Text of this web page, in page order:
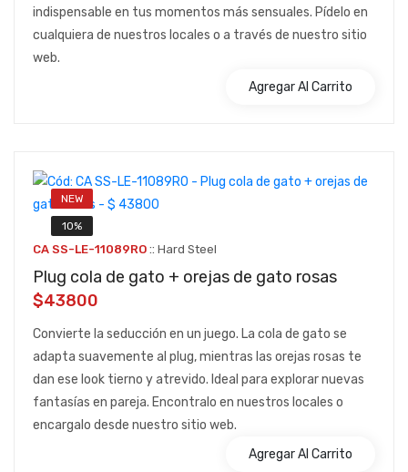
indispensable en tus momentos más sensuales. Pídelo en
cualquiera de nuestros locales o a través de nuestro sitio
web.
Agregar Al Carrito
NEW
10%
CA SS-LE-11089RO :: Hard Steel
Plug cola de gato + orejas de gato rosas
$43800
Convierte la seducción en un juego. La cola de gato se
adapta suavemente al plug, mientras las orejas rosas te
dan ese look tierno y atrevido. Ideal para explorar nuevas
fantasías en pareja. Encontralo en nuestros locales o
encargalo desde nuestro sitio web.
Agregar Al Carrito